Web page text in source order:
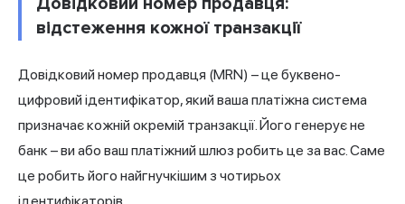
відстеження кожної транзакції
Довідковий номер продавця (MRN) – це буквено-
цифровий ідентифікатор, який ваша платіжна система
призначає кожній окремій транзакції. Його генерує не
банк – ви або ваш платіжний шлюз робить це за вас. Саме
це робить його найгнучкішим з чотирьох